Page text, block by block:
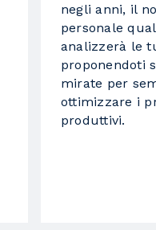
negli anni, il
personale
analizzerà le
proponendoti
mirate per
ottimizzare i
produttivi.